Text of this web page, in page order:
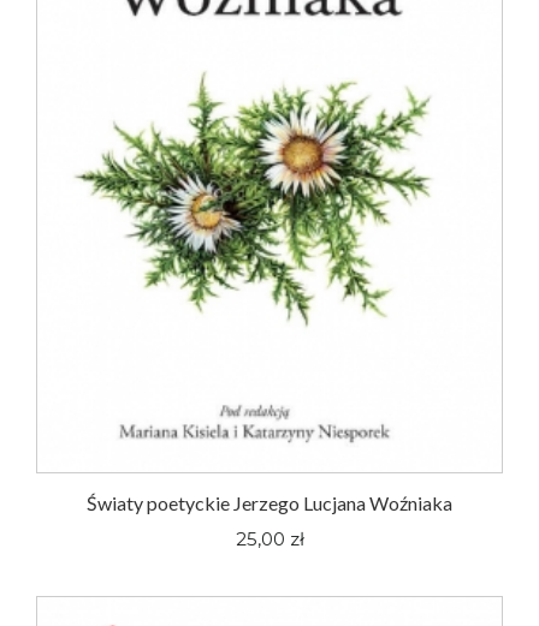
Światy poetyckie Jerzego Lucjana Woźniaka
25,00 zł